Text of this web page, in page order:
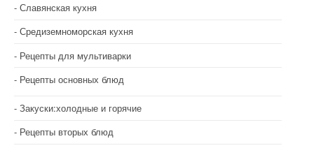
Славянская кухня
Средиземноморская кухня
Рецепты для мультиварки
Рецепты основных блюд
Закуски:холодные и горячие
Рецепты вторых блюд